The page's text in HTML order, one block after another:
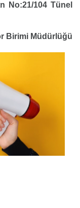
No:21/104 Tünel
Birimi Müdürlüğü